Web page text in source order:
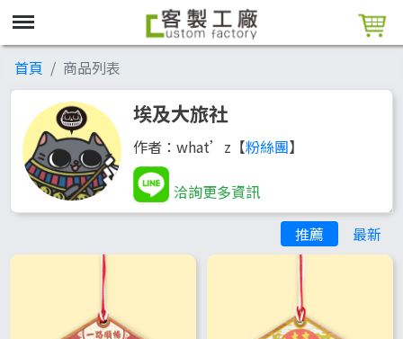
首頁 商品列表
埃及大旅社
作者：what’z【粉絲團】
洽詢更多資訊
推薦
最新